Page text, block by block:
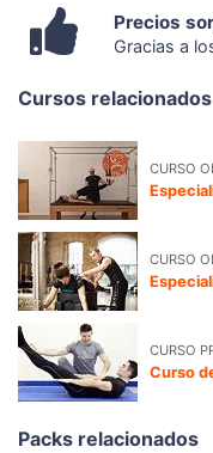
Precios
Gracias a
Cursos relacionados
CURSO
CURSO
CURSO
Curso
Packs relacionados